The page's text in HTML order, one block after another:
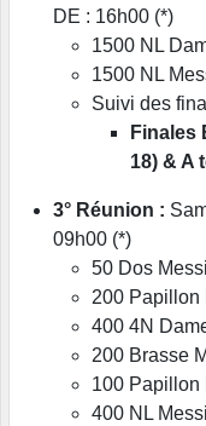
DE : 16h00 (*)
1500 NL
1500 NL
Suivi des
Finales
18) & A
3° Réunion :
09h00 (*)
50 Dos
200 Papillon
400 4N
200 Brasse
100 Papillon
400 NL